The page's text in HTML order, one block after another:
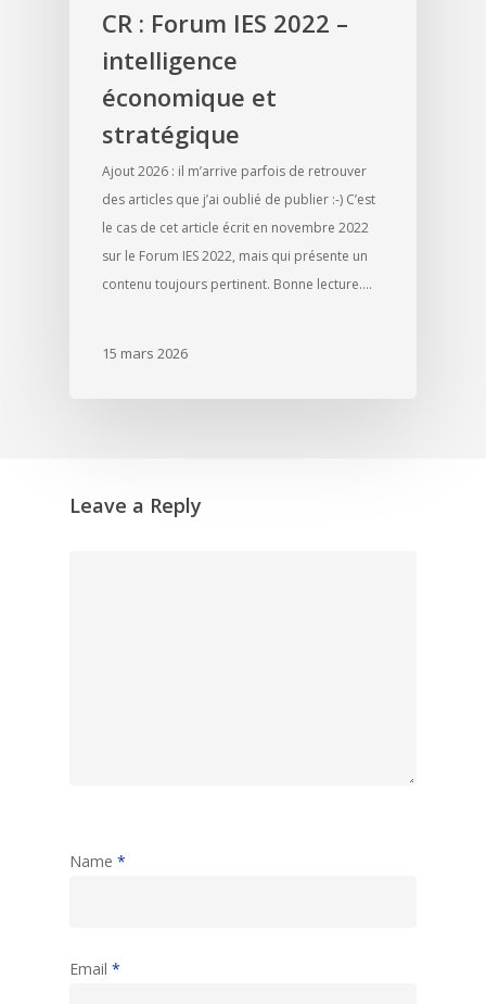
CR : Forum IES 2022 –
intelligence
économique et
stratégique
Ajout 2026 : il m’arrive parfois de retrouver
des articles que j’ai oublié de publier :-) C’est
le cas de cet article écrit en novembre 2022
sur le Forum IES 2022, mais qui présente un
contenu toujours pertinent. Bonne lecture.…
15 mars 2026
Leave a Reply
Name *
Email *